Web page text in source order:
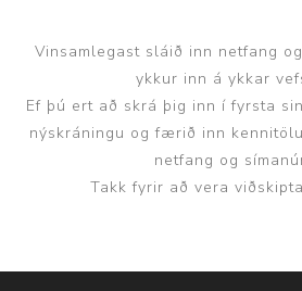
Vinsamlegast sláið inn netfang
ykkur inn á ykkar
Ef þú ert að skrá þig inn í fyrsta
nýskráningu og færið inn
netfang og
Takk fyrir að vera